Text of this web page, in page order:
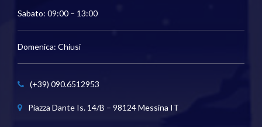
Sabato: 09:00 – 13:00
Domenica: Chiusi
(+39) 090.6512953
Piazza Dante Is. 14/B – 98124 Messina IT